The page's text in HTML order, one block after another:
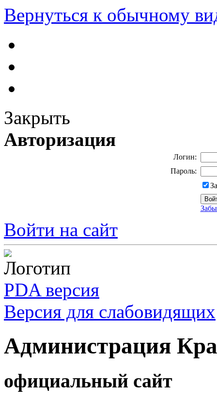
Вернуться к обычному
Закрыть
Авторизация
Логин:
Пароль:
Войти на сайт
PDA версия
Версия для слабовидящих
Администрация
официальный сайт